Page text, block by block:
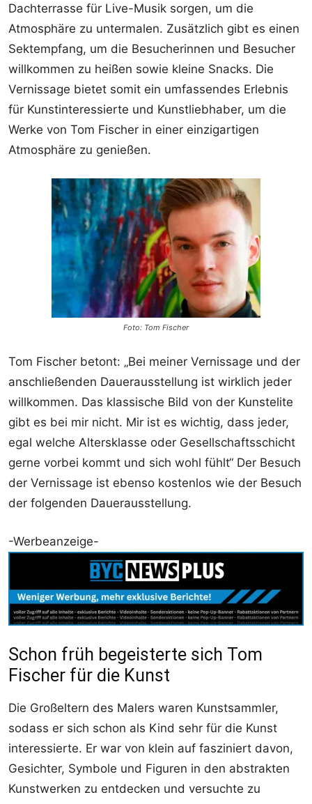
Dachterrasse für Live-Musik sorgen, um die
Atmosphäre zu untermalen. Zusätzlich gibt es einen
Sektempfang, um die Besucherinnen und Besucher
willkommen zu heißen sowie kleine Snacks. Die
Vernissage bietet somit ein umfassendes Erlebnis
für Kunstinteressierte und Kunstliebhaber, um die
Werke von Tom Fischer in einer einzigartigen
Atmosphäre zu genießen.
Foto: Tom Fischer
Tom Fischer betont: „Bei meiner Vernissage und der
anschließenden Dauerausstellung ist wirklich jeder
willkommen. Das klassische Bild von der Kunstelite
gibt es bei mir nicht. Mir ist es wichtig, dass jeder,
egal welche Altersklasse oder Gesellschaftsschicht
gerne vorbei kommt und sich wohl fühlt“ Der Besuch
der Vernissage ist ebenso kostenlos wie der Besuch
der folgenden Dauerausstellung.
-Werbeanzeige-
Schon früh begeisterte sich Tom
Fischer für die Kunst
Die Großeltern des Malers waren Kunstsammler,
sodass er sich schon als Kind sehr für die Kunst
interessierte. Er war von klein auf fasziniert davon,
Gesichter, Symbole und Figuren in den abstrakten
Kunstwerken zu entdecken und versuchte zu